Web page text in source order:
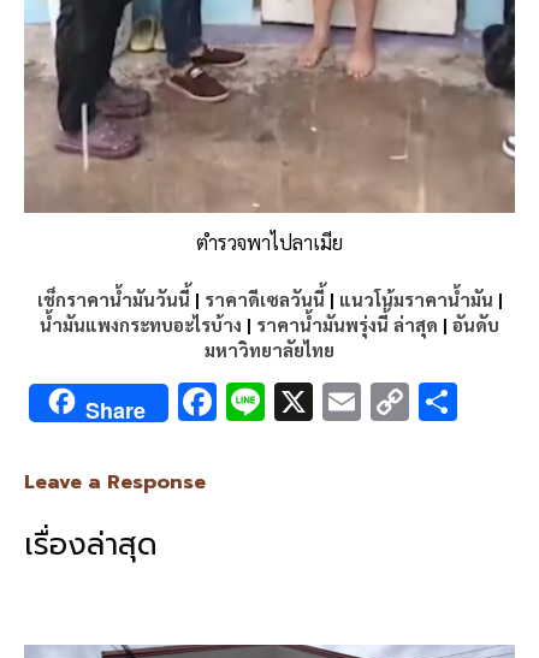
ตำรวจพาไปลาเมีย
เช็กราคาน้ำมันวันนี้ | ราคาดีเซลวันนี้ | แนวโน้มราคาน้ำมัน |
น้ำมันแพงกระทบอะไรบ้าง | ราคาน้ำมันพรุ่งนี้ ล่าสุด | อันดับ
มหาวิทยาลัยไทย
Share F
k
Li X E C
Leave a Response
เรื่องล่าสุด